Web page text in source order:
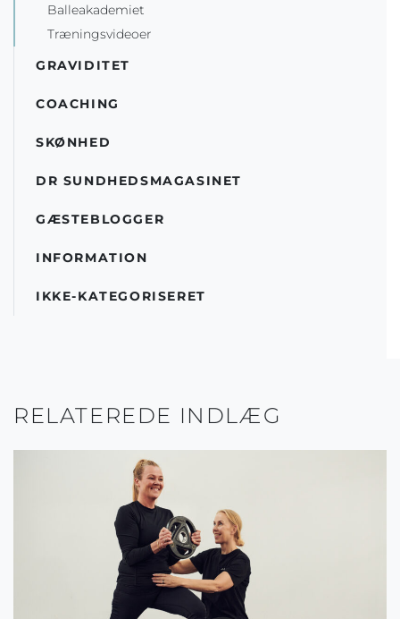
Balleakademiet
Træningsvideoer
GRAVIDITET
COACHING
SKØNHED
DR SUNDHEDSMAGASINET
GÆSTEBLOGGER
INFORMATION
IKKE-KATEGORISERET
RELATEREDE INDLÆG